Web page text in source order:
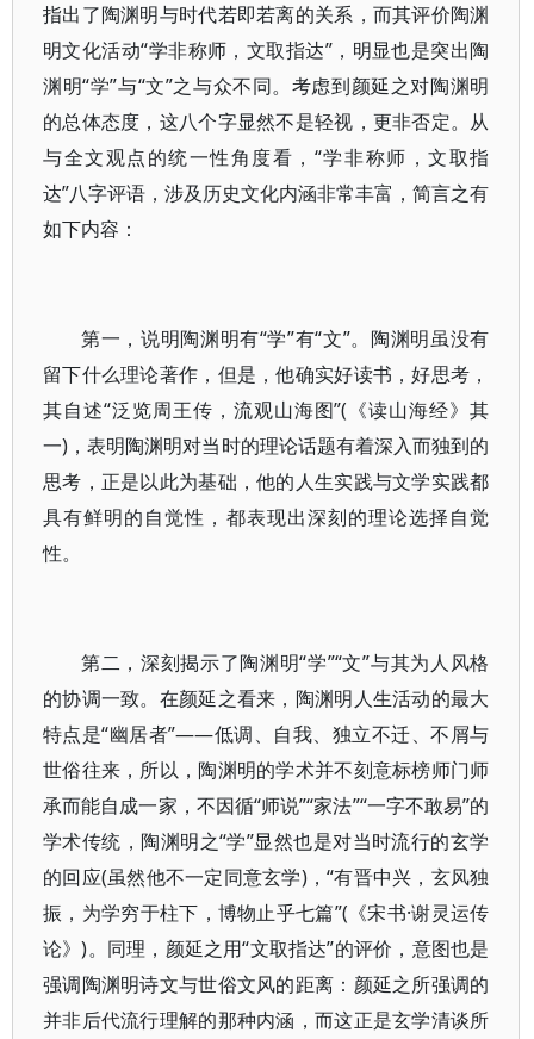
指出了陶渊明与时代若即若离的关系，而其评价陶渊
明文化活动“学非称师，文取指达”，明显也是突出陶
渊明“学”与“文”之与众不同。考虑到颜延之对陶渊明
的总体态度，这八个字显然不是轻视，更非否定。从
与全文观点的统一性角度看，“学非称师，文取指
达”八字评语，涉及历史文化内涵非常丰富，简言之有
如下内容：
第一，说明陶渊明有“学”有“文”。陶渊明虽没有
留下什么理论著作，但是，他确实好读书，好思考，
其自述“泛览周王传，流观山海图”(《读山海经》其
一)，表明陶渊明对当时的理论话题有着深入而独到的
思考，正是以此为基础，他的人生实践与文学实践都
具有鲜明的自觉性，都表现出深刻的理论选择自觉
性。
第二，深刻揭示了陶渊明“学”“文”与其为人风格
的协调一致。在颜延之看来，陶渊明人生活动的最大
特点是“幽居者”——低调、自我、独立不迁、不屑与
世俗往来，所以，陶渊明的学术并不刻意标榜师门师
承而能自成一家，不因循“师说”“家法”“一字不敢易”的
学术传统，陶渊明之“学”显然也是对当时流行的玄学
的回应(虽然他不一定同意玄学)，“有晋中兴，玄风独
振，为学穷于柱下，博物止乎七篇”(《宋书·谢灵运传
论》)。同理，颜延之用“文取指达”的评价，意图也是
强调陶渊明诗文与世俗文风的距离：颜延之所强调的
并非后代流行理解的那种内涵，而这正是玄学清谈所